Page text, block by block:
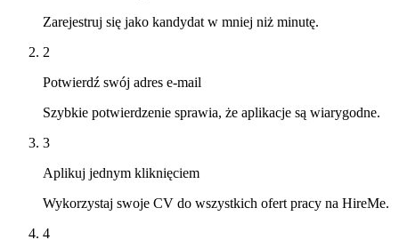
Zarejestruj się jako kandydat w mniej niż minutę.
2
Potwierdź swój adres e-mail
Szybkie potwierdzenie sprawia, że aplikacje są wiarygodne.
3
Aplikuj jednym kliknięciem
Wykorzystaj swoje CV do wszystkich ofert pracy na HireMe.
4